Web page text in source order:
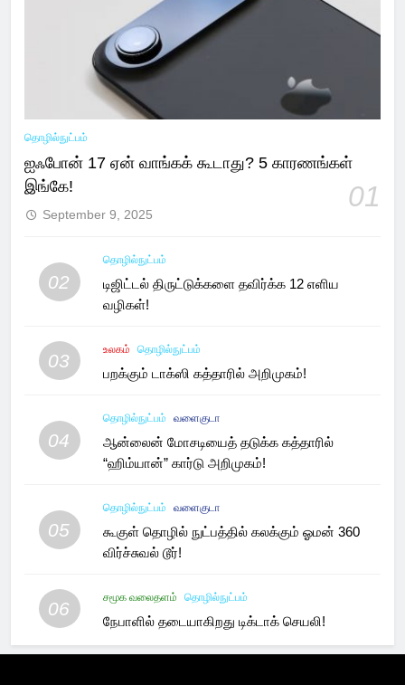
தொழில்நுட்பம்
ஐஃபோன் 17 ஏன் வாங்கக் கூடாது? 5 காரணங்கள்
இங்கே!
01
September 9, 2025
02
தொழில்நுட்பம்
டிஜிட்டல் திருட்டுக்களை தவிர்க்க 12 எளிய
வழிகள்!
03
உலகம் தொழில்நுட்பம்
பறக்கும் டாக்ஸி கத்தாரில் அறிமுகம்!
04
தொழில்நுட்பம் வளைகுடா
ஆன்லைன் மோசடியைத் தடுக்க கத்தாரில்
“ஹிம்யான்” கார்டு அறிமுகம்!
05
தொழில்நுட்பம் வளைகுடா
கூகுள் தொழில் நுட்பத்தில் கலக்கும் ஓமன் 360
விர்ச்சுவல் டூர்!
06
சமூக வலைதளம் தொழில்நுட்பம்
நேபாளில் தடையாகிறது டிக்டாக் செயலி!